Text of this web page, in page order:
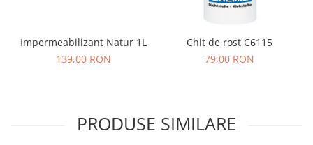
Impermeabilizant Natur 1L
139,00 RON
Chit de rost C6115
79,00 RON
PRODUSE SIMILARE